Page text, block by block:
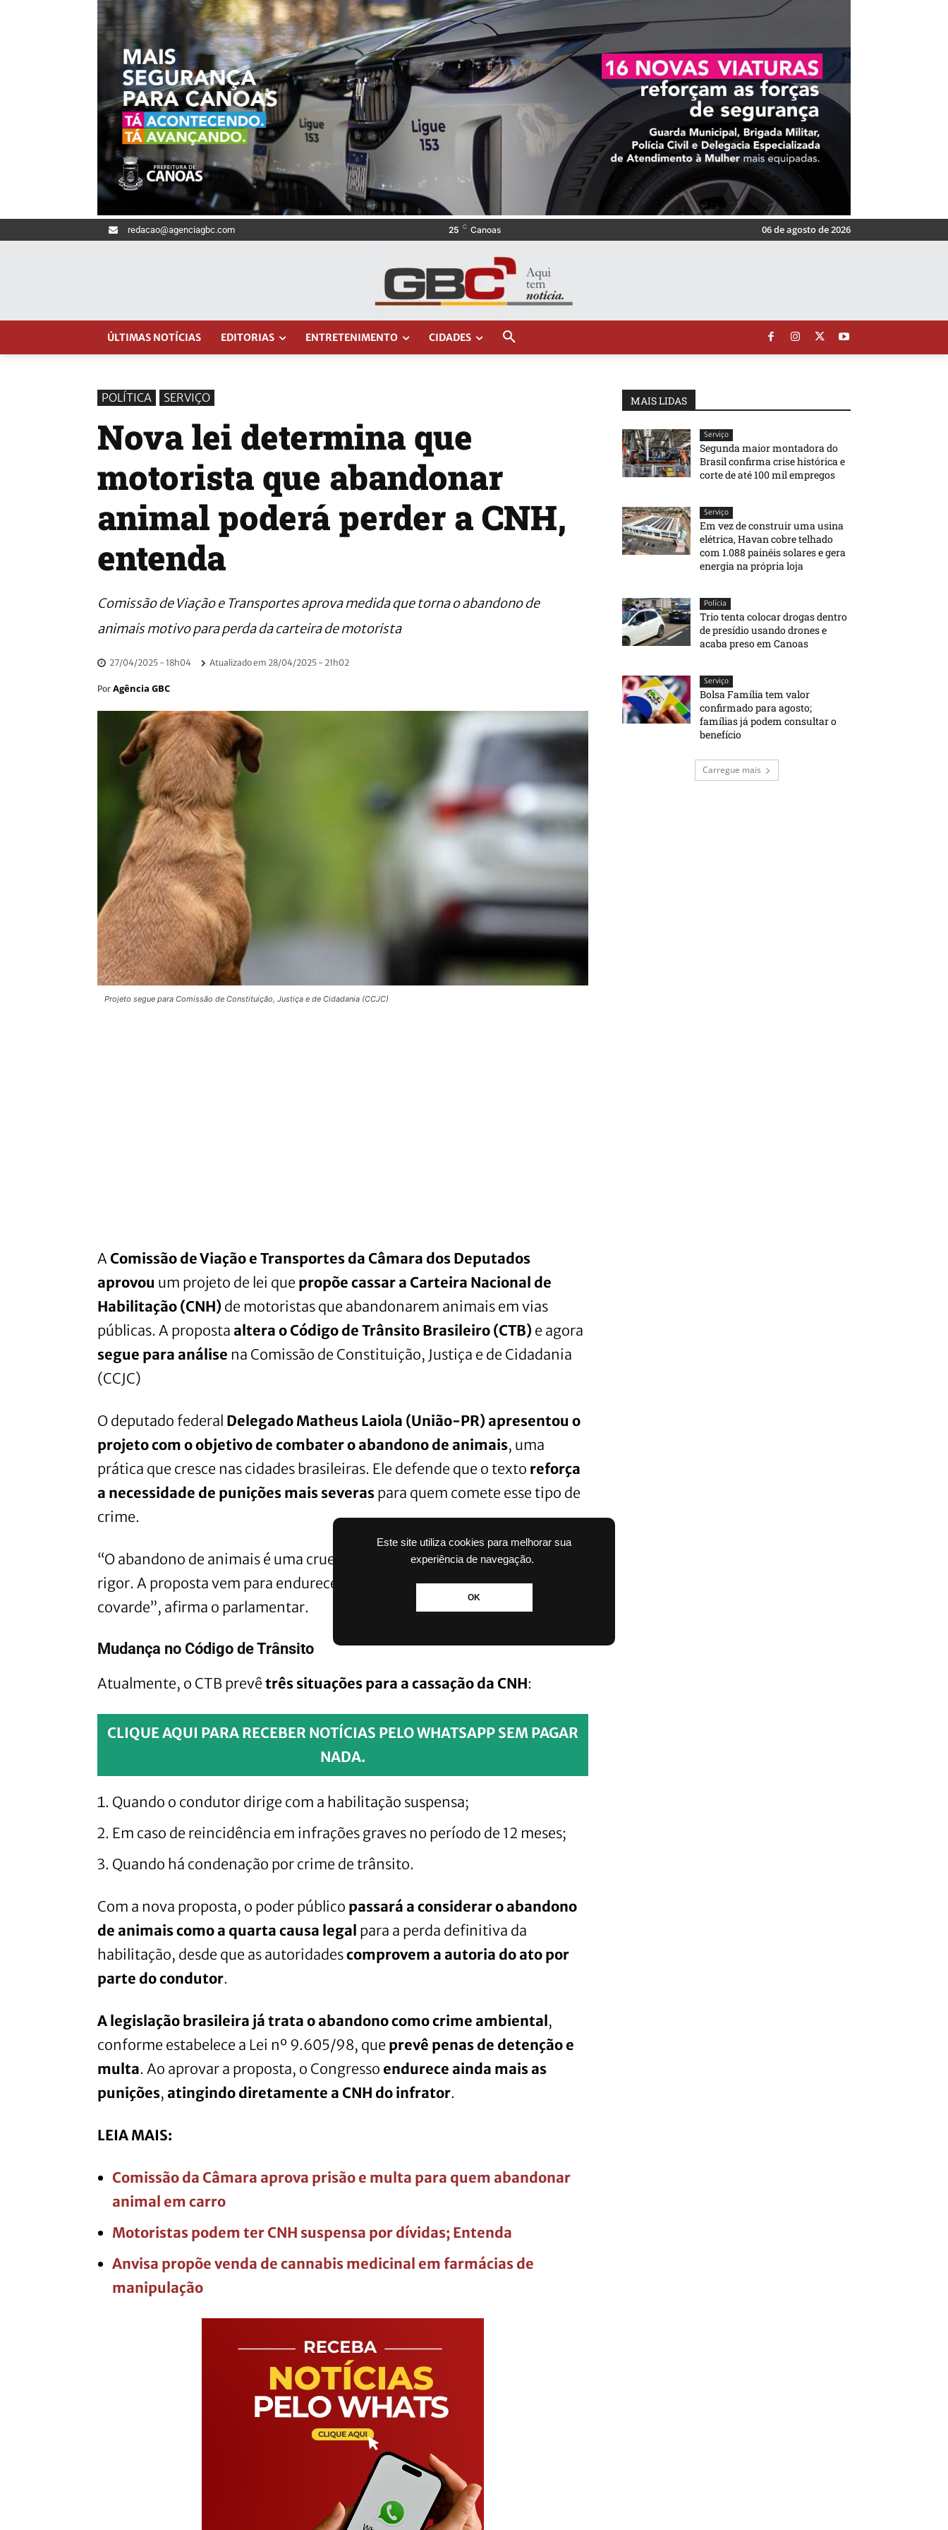
Este site utiliza cookies para melhorar sua
experiência de navegação.
OK
redacao@agenciagbc.com 25 C Canoas 06 de agosto de 2026
ÚLTIMAS NOTÍCIAS EDITORIAS ENTRETENIMENTO CIDADES
POLÍTICA SERVIÇO
Nova lei determina que
motorista que abandonar
animal poderá perder a CNH,
entenda
Comissão de Viação e Transportes aprova medida que torna o abandono de
animais motivo para perda da carteira de motorista
27/04/2025 - 18h04 Atualizado em 28/04/2025 - 21h02
Por Agência GBC
Projeto segue para Comissão de Constituição, Justiça e de Cidadania (CCJC)
A Comissão de Viação e Transportes da Câmara dos Deputados
aprovou um projeto de lei que propõe cassar a Carteira Nacional de
Habilitação (CNH) de motoristas que abandonarem animais em vias
públicas. A proposta altera o Código de Trânsito Brasileiro (CTB) e agora
segue para análise na Comissão de Constituição, Justiça e de Cidadania
(CCJC)
O deputado federal Delegado Matheus Laiola (União-PR) apresentou o
projeto com o objetivo de combater o abandono de animais, uma
prática que cresce nas cidades brasileiras. Ele defende que o texto reforça
a necessidade de punições mais severas para quem comete esse tipo de
crime.
“O abandono de animais é uma crueldade que precisa ser enfrentada com
rigor. A proposta vem para endurecer as consequências desse ato
covarde”, afirma o parlamentar.
Mudança no Código de Trânsito
Atualmente, o CTB prevê três situações para a cassação da CNH:
CLIQUE AQUI PARA RECEBER NOTÍCIAS PELO WHATSAPP SEM PAGAR
NADA.
Quando o condutor dirige com a habilitação suspensa;
Em caso de reincidência em infrações graves no período de 12 meses;
Quando há condenação por crime de trânsito.
Com a nova proposta, o poder público passará a considerar o abandono
de animais como a quarta causa legal para a perda definitiva da
habilitação, desde que as autoridadescomprovem a autoria do ato por
parte do condutor.
A legislação brasileira já trata o abandono como crime ambiental,
conforme estabelece a Lei nº 9.605/98, que prevê penas de detenção e
multa. Ao aprovar a proposta, o Congresso endurece ainda mais as
punições, atingindo diretamente a CNH do infrator.
LEIA MAIS:
Comissão da Câmara aprova prisão e multa para quem abandonar
animal em carro
Motoristas podem ter CNH suspensa por dívidas; Entenda
Anvisa propõe venda de cannabis medicinal em farmácias de
manipulação
MAIS LIDAS
Serviço
Segunda maior montadora do
Brasil confirma crise histórica e
corte de até 100 mil empregos
Serviço
Em vez de construir uma usina
elétrica, Havan cobre telhado
com 1.088 painéis solares e gera
energia na própria loja
Polícia
Trio tenta colocar drogas dentro
de presídio usando drones e
acaba preso em Canoas
Serviço
Bolsa Família tem valor
confirmado para agosto;
famílias já podem consultar o
benefício
Carregue mais